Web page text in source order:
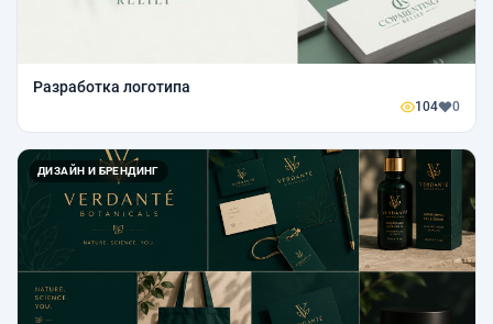
Разработка логотипа
104 0
ДИЗАЙН И БРЕНДИНГ